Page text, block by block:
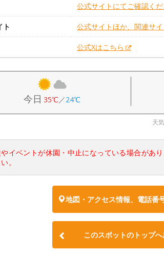
公式サイトにてご確認く
ト 公式サイトほか、関連サ
公式Xはこちら
今日 35℃／24℃
天
イベントが休園・中止になっている場合があ
。
地図・アクセス情報、電話番
このスポットのトップへ